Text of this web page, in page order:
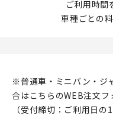
ご利用時間
車種ごとの
※普通車・ミニバン・ジ
合はこちらのWEB注文フ
（受付締切：ご利用日の